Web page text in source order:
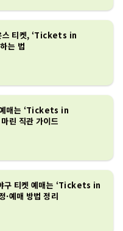
스 티켓, ‘Tickets in
는 법
예매는 ‘Tickets in
린 직관 가이드
구 티켓 예매는 ‘Tickets in
·예매 방법 정리